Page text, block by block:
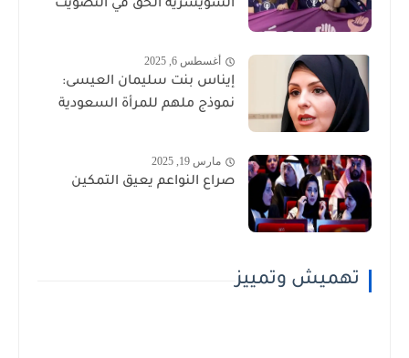
السويسرية الحق في التصويت
أغسطس 6, 2025
إيناس بنت سليمان العيسى:
نموذج ملهم للمرأة السعودية
مارس 19, 2025
صراع النواعم يعيق التمكين
تهميش وتمييز